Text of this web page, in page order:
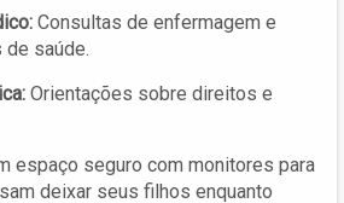
Consultas de enfermagem e
saúde.
Orientações sobre direitos e
espaço seguro com monitores para
deixar seus filhos enquanto